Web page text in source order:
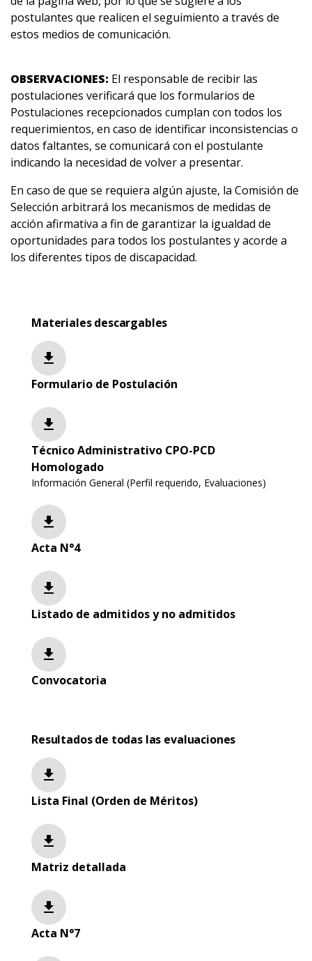
postulantes que realicen el seguimiento a través de
estos medios de comunicación.
OBSERVACIONES: El responsable de recibir las
postulaciones verificará que los formularios de
Postulaciones recepcionados cumplan con todos los
requerimientos, en caso de identificar inconsistencias o
datos faltantes, se comunicará con el postulante
indicando la necesidad de volver a presentar.
En caso de que se requiera algún ajuste, la Comisión de
Selección arbitrará los mecanismos de medidas de
acción afirmativa a fin de garantizar la igualdad de
oportunidades para todos los postulantes y acorde a
los diferentes tipos de discapacidad.
Materiales descargables
file_download
Formulario de Postulación
file_download
Técnico Administrativo CPO-PCD
Homologado
Información General (Perfil requerido, Evaluaciones)
file_download
Acta N°4
file_download
Listado de admitidos y no admitidos
file_download
Convocatoria
Resultados de todas las evaluaciones
file_download
Lista Final (Orden de Méritos)
file_download
Matriz detallada
file_download
Acta N°7